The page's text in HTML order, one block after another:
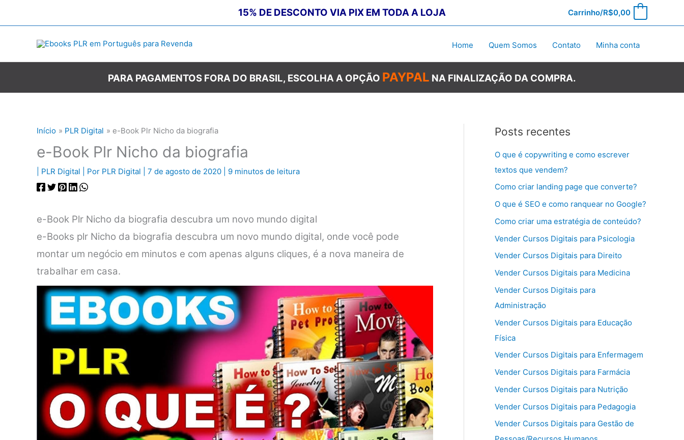
15% DE DESCONTO VIA PIX EM TODA A LOJA Carrinho/R$0,00
Home Quem Somos Contato Minha conta
PARA PAGAMENTOS FORA DO BRASIL, ESCOLHA A OPÇÃO PAYPAL NA FINALIZAÇÃO DA COMPRA.
Início PLR Digital e-Book Plr Nicho da biografia
e-Book Plr Nicho da biografia
PLR Digital | Por PLR Digital 7 de agosto de 2020 9 minutos de leitura
e-Book Plr Nicho da biografia descubra um novo mundo digital
e-Books plr Nicho da biografia descubra um novo mundo digital, onde você pode
montar um negócio em minutos e com apenas alguns cliques, é a nova maneira de
trabalhar em casa.
Posts recentes
O que é copywriting e como escrever
textos que vendem?
Como criar landing page que converte?
O que é SEO e como ranquear no Google?
Como criar uma estratégia de conteúdo?
Vender Cursos Digitais para Psicologia
Vender Cursos Digitais para Direito
Vender Cursos Digitais para Medicina
Vender Cursos Digitais para
Administração
Vender Cursos Digitais para Educação
Física
Vender Cursos Digitais para Enfermagem
Vender Cursos Digitais para Farmácia
Vender Cursos Digitais para Nutrição
Vender Cursos Digitais para Pedagogia
Vender Cursos Digitais para Gestão de